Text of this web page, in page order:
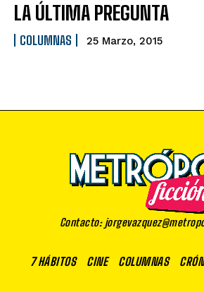
LA ÚLTIMA PREGUNTA
COLUMNAS 25 Marzo, 2015
Contacto:
7 HÁBITOS CINE COLUMNAS